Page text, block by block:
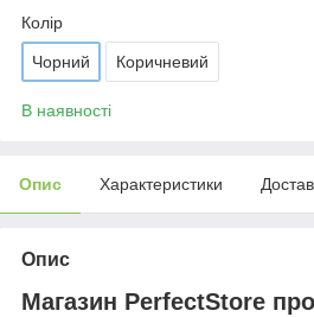
Колір
Чорний Коричневий
В наявності
Опис Характеристики
Опис
Магазин PerfectStore